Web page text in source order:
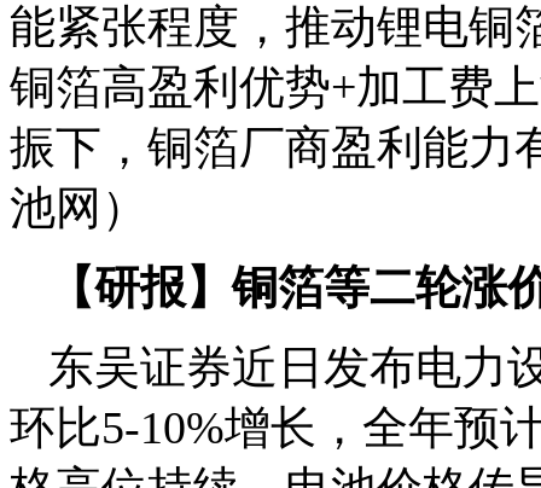
能紧张程度，推动锂电铜
铜箔高盈利优势+加工费
振下，铜箔厂商盈利能力
池网）
【研报】铜箔等二轮涨
东吴证券近日发布电力
环比5-10%增长，全年预